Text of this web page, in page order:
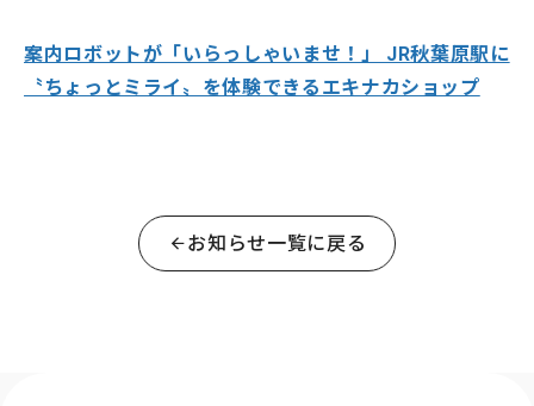
案内ロボットが「いらっしゃいませ！」 JR秋葉原駅に
〝ちょっとミライ〟を体験できるエキナカショップ
お知らせ一覧に戻る